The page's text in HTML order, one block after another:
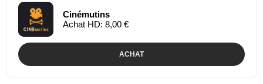
Cinémutins
Achat HD: 8,00 €
ACHAT